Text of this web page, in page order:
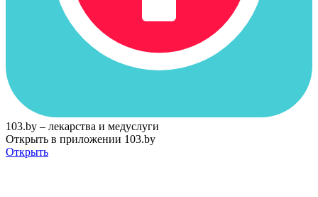
103.by – лекарства и медуслуги
Открыть в приложении 103.by
Открыть